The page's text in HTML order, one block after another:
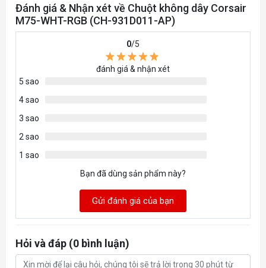
LED RGB
Kết nối Wireless 2.4Ghz / Bluetooth
Dây USB-A to USB-C
Độ dài dây
(cm)
Kích thước
(gr)
89g
THÔNG SỐ
KHÁC
Đánh giá & Nhận xét về Chuột không dây Corsair
M75-WHT-RGB (CH-931D011-AP)
0/5
đánh giá & nhận xét
5 sao
4 sao
3 sao
2 sao
1 sao
Bạn đã dùng sản phẩm này?
Gửi đánh giá của bạn
Hỏi và đáp (0 bình luận)